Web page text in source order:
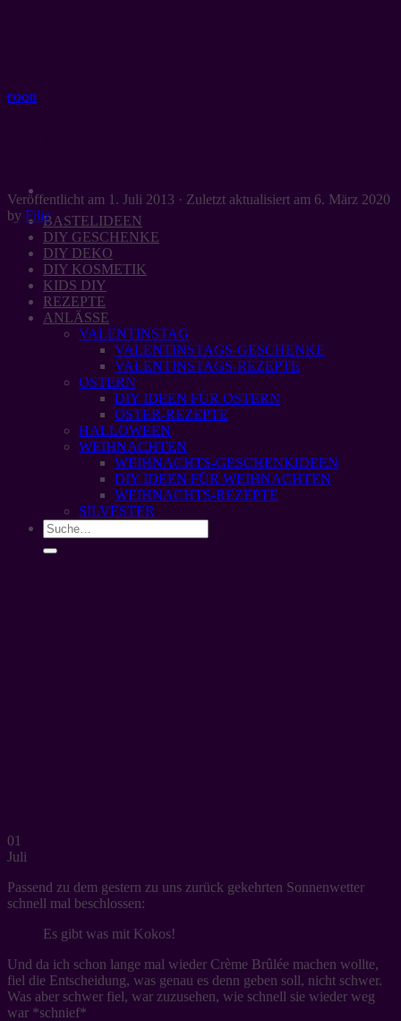
BASTELIDEEN
DIY GESCHENKE
DIY DEKO
DIY KOSMETIK
KIDS DIY
REZEPTE
ANLÄSSE
VALENTINSTAG
VALENTINSTAGS-GESCHENKE
VALENTINSTAGS-REZEPTE
OSTERN
DIY IDEEN FÜR OSTERN
OSTER-REZEPTE
HALLOWEEN
WEIHNACHTEN
WEIHNACHTS-GESCHENKIDEEN
DIY IDEEN FÜR WEIHNACHTEN
WEIHNACHTS-REZEPTE
SILVESTER
FOOD
Veröffentlicht am 1. Juli 2013 · Zuletzt aktualisiert am 6. März 2020
by Filiz
01
Juli
Passend zu dem gestern zu uns zurück gekehrten Sonnenwetter
schnell mal beschlossen:
Es gibt was mit Kokos!
Und da ich schon lange mal wieder Crème Brûlée machen wollte,
fiel die Entscheidung, was genau es denn geben soll, nicht schwer.
Was aber schwer fiel, war zuzusehen, wie schnell sie wieder weg
war *schnief*